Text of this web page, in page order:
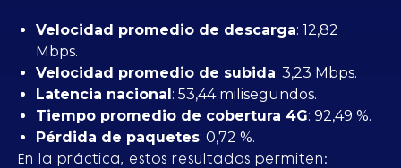
Velocidad promedio de descarga: 12,82
Mbps.
Velocidad promedio de subida: 3,23 Mbps.
Latencia nacional: 53,44 milisegundos.
Tiempo promedio de cobertura 4G: 92,49 %.
Pérdida de paquetes: 0,72 %.
En la práctica, estos resultados permiten: